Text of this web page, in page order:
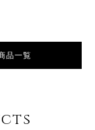
品一覧